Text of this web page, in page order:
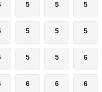
5 5 5
5 5 5
5 5 6
6 6 6